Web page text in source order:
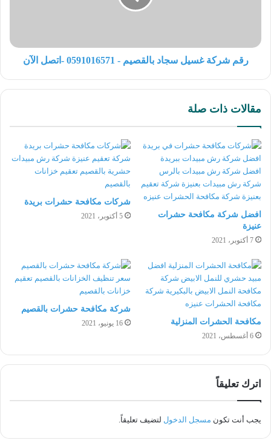
رقم شركة غسيل سجاد بالقصيم - 0591016571 -اتصل الآن
مقالات ذات صلة
افضل شركة مكافحة حشرات
عنيزة
7 أكتوبر، 2021
شركات مكافحة حشرات بريدة
5 أكتوبر، 2021
مكافحة الحشرات المنزلية
6 أغسطس، 2021
شركة مكافحة حشرات بالقصيم
16 يونيو، 2021
اترك تعليقاً
يجب أنت تكون مسجل الدخول لتضيف تعليقاً.